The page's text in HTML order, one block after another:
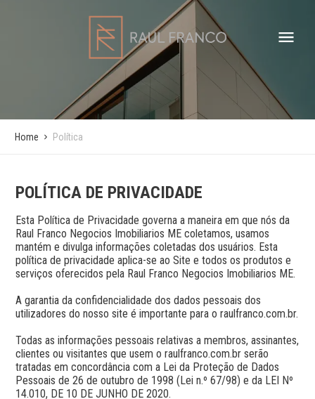
Home Política
POLÍTICA DE PRIVACIDADE
Esta Política de Privacidade governa a maneira em que nós da
Raul Franco Negocios Imobiliarios ME coletamos, usamos
mantém e divulga informações coletadas dos usuários. Esta
política de privacidade aplica-se ao Site e todos os produtos e
serviços oferecidos pela Raul Franco Negocios Imobiliarios ME.
A garantia da confidencialidade dos dados pessoais dos
utilizadores do nosso site é importante para o raulfranco.com.br.
Todas as informações pessoais relativas a membros, assinantes,
clientes ou visitantes que usem o raulfranco.com.br serão
tratadas em concordância com a Lei da Proteção de Dados
Pessoais de 26 de outubro de 1998 (Lei n.º 67/98) e da LEI Nº
14.010, DE 10 DE JUNHO DE 2020.